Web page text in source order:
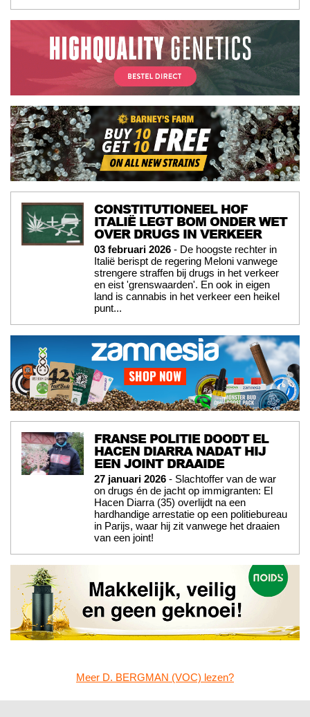
CONSTITUTIONEEL HOF
ITALIË LEGT BOM ONDER WET
OVER DRUGS IN VERKEER
03 februari 2026 - De hoogste rechter in
Italië berispt de regering Meloni vanwege
strengere straffen bij drugs in het verkeer
en eist 'grenswaarden'. En ook in eigen
land is cannabis in het verkeer een heikel
punt...
FRANSE POLITIE DOODT EL
HACEN DIARRA NADAT HIJ
EEN JOINT DRAAIDE
27 januari 2026 - Slachtoffer van de war
on drugs én de jacht op immigranten: El
Hacen Diarra (35) overlijdt na een
hardhandige arrestatie op een politiebureau
in Parijs, waar hij zit vanwege het draaien
van een joint!
Meer D. BERGMAN (VOC) lezen?